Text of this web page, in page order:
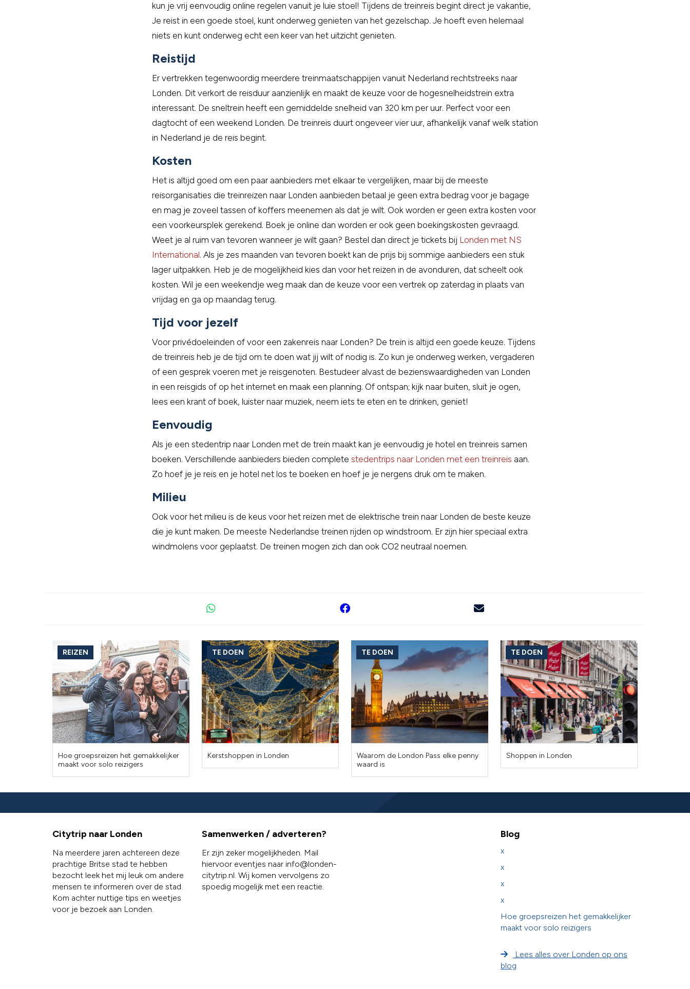
kun je vrij eenvoudig online regelen vanuit je luie stoel! Tijdens de treinreis begint direct je vakantie,
Je reist in een goede stoel, kunt onderweg genieten van het gezelschap. Je hoeft even helemaal
niets en kunt onderweg echt een keer van het uitzicht genieten.
Reistijd
Er vertrekken tegenwoordig meerdere treinmaatschappijen vanuit Nederland rechtstreeks naar
Londen. Dit verkort de reisduur aanzienlijk en maakt de keuze voor de hogesnelheidstrein extra
interessant. De sneltrein heeft een gemiddelde snelheid van 320 km per uur. Perfect voor een
dagtocht of een weekend Londen. De treinreis duurt ongeveer vier uur, afhankelijk vanaf welk station
in Nederland je de reis begint.
Kosten
Het is altijd goed om een paar aanbieders met elkaar te vergelijken, maar bij de meeste
reisorganisaties die treinreizen naar Londen aanbieden betaal je geen extra bedrag voor je bagage
en mag je zoveel tassen of koffers meenemen als dat je wilt. Ook worden er geen extra kosten voor
een voorkeursplek gerekend. Boek je online dan worden er ook geen boekingskosten gevraagd.
Weet je al ruim van tevoren wanneer je wilt gaan? Bestel dan direct je tickets bij Londen met NS
International. Als je zes maanden van tevoren boekt kan de prijs bij sommige aanbieders een stuk
lager uitpakken. Heb je de mogelijkheid kies dan voor het reizen in de avonduren, dat scheelt ook
kosten. Wil je een weekendje weg maak dan de keuze voor een vertrek op zaterdag in plaats van
vrijdag en ga op maandag terug.
Tijd voor jezelf
Voor privédoeleinden of voor een zakenreis naar Londen? De trein is altijd een goede keuze. Tijdens
de treinreis heb je de tijd om te doen wat jij wilt of nodig is. Zo kun je onderweg werken, vergaderen
of een gesprek voeren met je reisgenoten. Bestudeer alvast de bezienswaardigheden van Londen
in een reisgids of op het internet en maak een planning. Of ontspan; kijk naar buiten, sluit je ogen,
lees een krant of boek, luister naar muziek, neem iets te eten en te drinken, geniet!
Eenvoudig
Als je een stedentrip naar Londen met de trein maakt kan je eenvoudig je hotel en treinreis samen
boeken. Verschillende aanbieders bieden complete stedentrips naar Londen met een treinreis aan.
Zo hoef je je reis en je hotel net los te boeken en hoef je je nergens druk om te maken.
Milieu
Ook voor het milieu is de keus voor het reizen met de elektrische trein naar Londen de beste keuze
die je kunt maken. De meeste Nederlandse treinen rijden op windstroom. Er zijn hier speciaal extra
windmolens voor geplaatst. De treinen mogen zich dan ook CO2 neutraal noemen.
REIZEN
Hoe groepsreizen het gemakkelijker
maakt voor solo reizigers
TE DOEN
Kerstshoppen in Londen
TE DOEN
Waarom de London Pass elke penny
waard is
TE DOEN
Shoppen in Londen
Citytrip naar Londen
Na meerdere jaren achtereen deze
prachtige Britse stad te hebben
bezocht leek het mij leuk om andere
mensen te informeren over de stad.
Kom achter nuttige tips en weetjes
voor je bezoek aan Londen.
Samenwerken / adverteren?
Er zijn zeker mogelijkheden. Mail
hiervoor eventjes naar info@londen-
citytrip.nl. Wij komen vervolgens zo
spoedig mogelijk met een reactie.
Blog
x
x
x
x
Hoe groepsreizen het gemakkelijker
maakt voor solo reizigers
Lees alles over Londen op ons
blog